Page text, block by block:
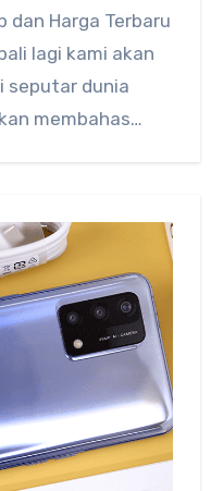
dan Harga Terbaru
lagi kami akan
seputar dunia
membahas…